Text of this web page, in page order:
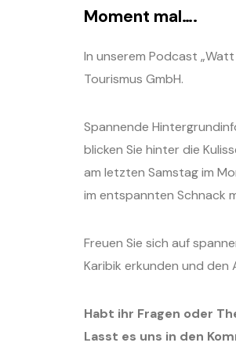
Moment mal….
In unserem Podcast
Tourismus GmbH.
Spannende
blicken Sie hinter die
am letzten Samstag im
im entspannten Schnack
Freuen Sie sich auf
Karibik erkunden und den
Habt ihr Fragen oder
Lasst es uns in den